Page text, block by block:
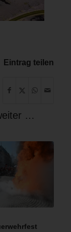
Eintrag teilen
…